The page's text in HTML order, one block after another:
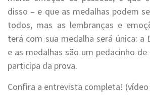
disso – e que as medalhas podem
todos, mas as lembranças e
terá com sua medalha será única: a
e as medalhas são um pedacinho
participa da prova.
Confira a entrevista completa!